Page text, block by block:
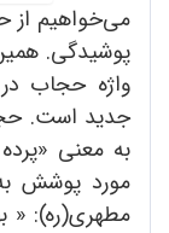
می‌خواهیم
پوشیدگی.
واژه حجاب
جدید است.
به معنی
مورد پوشش
مطهری(ره): «